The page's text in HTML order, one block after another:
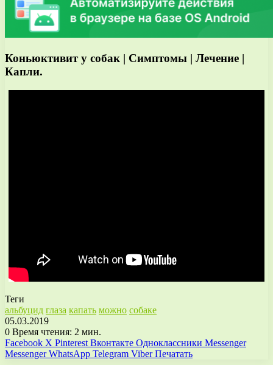
Коньюктивит у собак | Симптомы | Лечение |
Капли.
Теги
альбуцид глаза капать можно собаке
05.03.2019
0 Время чтения: 2 мин.
Facebook X Pinterest Вконтакте Одноклассники Messenger
Messenger WhatsApp Telegram Viber Печатать